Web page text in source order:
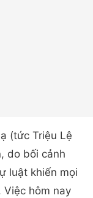
(tức Triệu Lệ
do bối cảnh
luật khiến mọi
Việc hôm nay